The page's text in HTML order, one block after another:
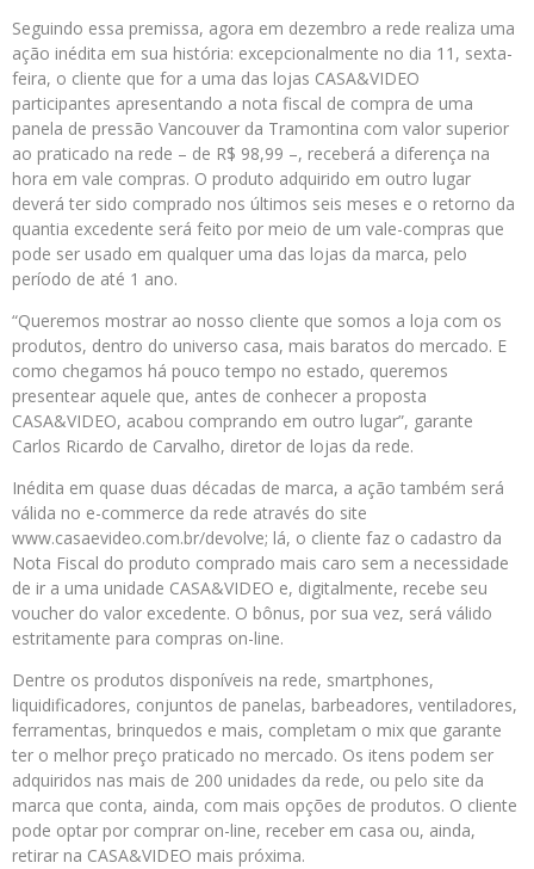
Seguindo essa premissa, agora em dezembro a rede realiza uma
ação inédita em sua história: excepcionalmente no dia 11, sexta-
feira, o cliente que for a uma das lojas CASA&VIDEO
participantes apresentando a nota fiscal de compra de uma
panela de pressão Vancouver da Tramontina com valor superior
ao praticado na rede – de R$ 98,99 –, receberá a diferença na
hora em vale compras. O produto adquirido em outro lugar
deverá ter sido comprado nos últimos seis meses e o retorno da
quantia excedente será feito por meio de um vale-compras que
pode ser usado em qualquer uma das lojas da marca, pelo
período de até 1 ano.
“Queremos mostrar ao nosso cliente que somos a loja com os
produtos, dentro do universo casa, mais baratos do mercado. E
como chegamos há pouco tempo no estado, queremos
presentear aquele que, antes de conhecer a proposta
CASA&VIDEO, acabou comprando em outro lugar”, garante
Carlos Ricardo de Carvalho, diretor de lojas da rede.
Inédita em quase duas décadas de marca, a ação também será
válida no e-commerce da rede através do site
www.casaevideo.com.br/devolve; lá, o cliente faz o cadastro da
Nota Fiscal do produto comprado mais caro sem a necessidade
de ir a uma unidade CASA&VIDEO e, digitalmente, recebe seu
voucher do valor excedente. O bônus, por sua vez, será válido
estritamente para compras on-line.
Dentre os produtos disponíveis na rede, smartphones,
liquidificadores, conjuntos de panelas, barbeadores, ventiladores,
ferramentas, brinquedos e mais, completam o mix que garante
ter o melhor preço praticado no mercado. Os itens podem ser
adquiridos nas mais de 200 unidades da rede, ou pelo site da
marca que conta, ainda, com mais opções de produtos. O cliente
pode optar por comprar on-line, receber em casa ou, ainda,
retirar na CASA&VIDEO mais próxima.